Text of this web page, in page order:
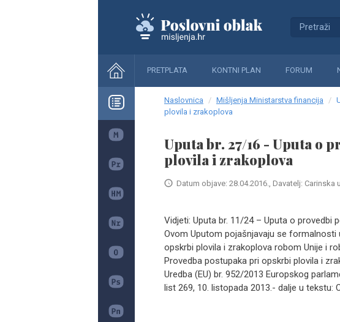
PRETPLATA KONTNI PLAN FORUM
Naslovnica Mišljenja Ministarstva financija
plovila i zrakoplova
Uputa br. 27/16 - Uputa o
plovila i zrakoplova
Datum objave: 28.04.2016., Davatelj:
Vidjeti: Uputa br. 11/24 – Uputa o provedbi
Ovom Uputom pojašnjavaju se
opskrbi plovila i zrakoplova robom Unije i
Provedba postupaka pri opskrbi plovila i
Uredba (EU) br. 952/2013 Europskog
list 269, 10. listopada 2013.- dalje u tekstu: